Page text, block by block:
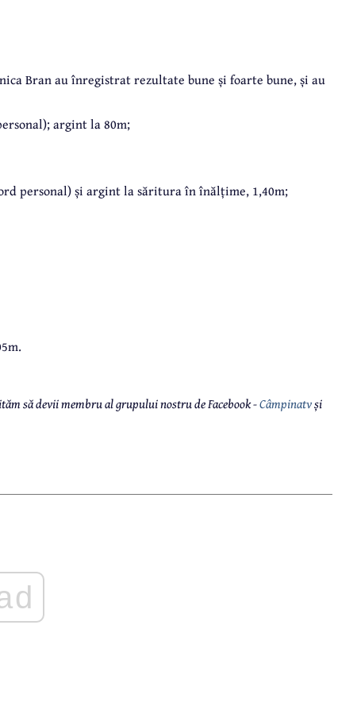
Bran au înregistrat rezultate bune și foarte bune, și au
argint la 80m;
personal) și argint la săritura în înălțime, 1,40m;
să devii membru al grupului nostru de Facebook -Câmpinatvși